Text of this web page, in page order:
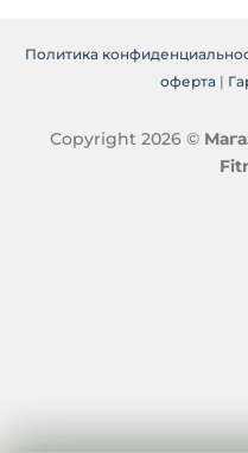
Политика
оферта |
Copyright 2026 ©